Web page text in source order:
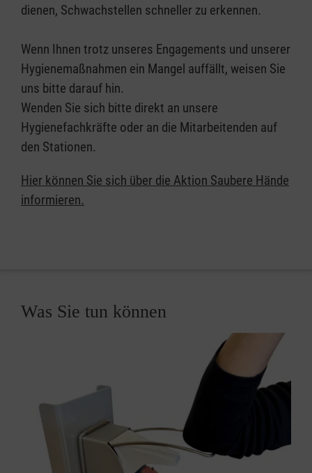
dienen, Schwachstellen schneller zu erkennen.
Wenn Ihnen trotz unseres Engagements und unserer
Hygienemaßnahmen ein Mangel auffällt, weisen Sie
uns bitte darauf hin.
Wenden Sie sich bitte direkt an unsere
Hygienefachkräfte oder an die Mitarbeitenden auf
den Stationen.
Hier können Sie sich über die Aktion Saubere Hände
informieren.
Was Sie tun können